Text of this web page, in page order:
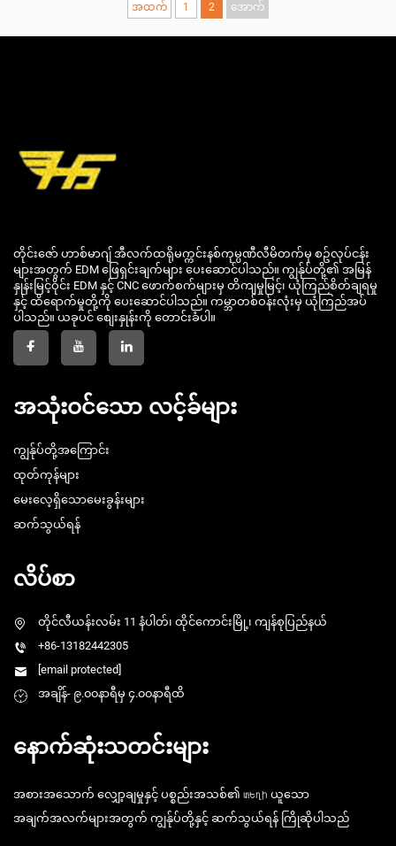
အထက် 1 2 အောက်
တိုင်းဇော် ဟာစ်မာဂျ် အီလက်ထရိုမက္ကင်းနစ်ကုမ္ပဏီလီမိတက်မှ စဥ်လုပ်ငန်း
များအတွက် EDM ဖြေရှင်းချက်များ ပေးဆောင်ပါသည်။ ကျွန်ုပ်တို့၏ အမြန်
နှုန်းမြင့်ဝိုင်း EDM နှင့် CNC ဖောက်စက်များမှ တိကျမှုမြင့်၊ ယုံကြည်စိတ်ချရမှု
နှင့် ထိရောက်မှုတို့ကို ပေးဆောင်ပါသည်။ ကမ္ဘာတစ်ဝန်းလုံးမှ ယုံကြည်အပ်
ပါသည်။ ယခုပင် စျေးနှုန်းကို တောင်းခံပါ။
အသုံးဝင်သော လင့်ခ်များ
ကျွန်ုပ်တို့အကြောင်း
ထုတ်ကုန်များ
မေးလေ့ရှိသောမေးခွန်းများ
ဆက်သွယ်ရန်
လိပ်စာ
တိုင်လီယန်းလမ်း 11 နံပါတ်၊ ထိုင်ကောင်းမြို့၊ ကျန်စုပြည်နယ်
+86-13182442305
[email protected]
အချိန်- ၉.၀၀နာရီမှ ၄.၀၀နာရီထိ
နောက်ဆုံးသတင်းများ
အစားအသောက် လျှော့ချမှုနှင့် ပစ္စည်းအသစ်၏ տեղի ယူသော
အချက်အလက်များအတွက် ကျွန်ုပ်တို့နှင့် ဆက်သွယ်ရန် ကြိုဆိုပါသည်